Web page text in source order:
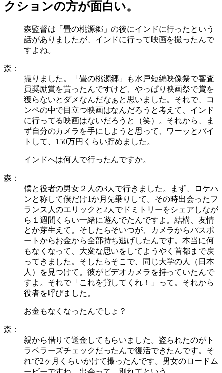
クションの方が面白い。
森監督は「畳の桃源郷」の後にインドに行ったという
話がありましたが、インドに行って映画を撮ったんで
すよね。
森：
撮りました。「畳の桃源郷」も水戸短編映像祭で審査
員奨励賞を貰ったんですけど、やっぱり映画祭で賞を
獲らないとダメなんだなぁと思いました。それで、コ
ンペの中で目立つ映画はなんだろうと考えて、インド
に行ってる映画はないだろうと（笑）。それから、ま
ず自分のカメラを手にしようと思って、ワーッとバイ
トして、150万円くらい貯めました。
インドへは何人で行ったんですか。
森：
僕と役者の男女２人の3人で行きました。まず、ロケハ
ンと称して僕だけ1か月先乗りして。その時出会ったフ
ランス人のエリックと2人でドミトリーをシェアしなが
ら１週間くらい一緒に遊んでたんですよ。結構、友情
とか芽生えて。そしたらそいつが、カメラからパスポ
ートからお金から全部持ち逃げしたんです。本当に何
もなくなって、大変な思いをしてようやく首都まで戻
ってきました。そしたらそこで、同じ大学の人（日本
人）を見つけて。彼がビデオカメラを持っていたんで
すよ。それで「これを貸してくれ！」って。それから
役者を呼びました。
お金もなくなったんでしょ？
森：
親から借りて送金してもらいました。盗られたのがト
ラベラーズチェックだったんで復活できたんです。そ
れで2ヶ月くらいかけて撮ったんです。男女のロードム